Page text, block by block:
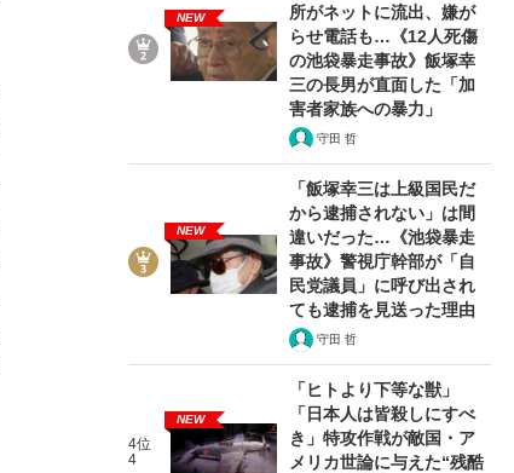
NEW
所がネットに流出、嫌が
らせ電話も…《12人死傷
の池袋暴走事故》飯塚幸
三の長男が直面した「加
害者家族への暴力」
守田 哲
NEW
「飯塚幸三は上級国民だ
から逮捕されない」は間
違いだった…《池袋暴走
事故》警視庁幹部が「自
民党議員」に呼び出され
ても逮捕を見送った理由
守田 哲
4位
4
NEW
「ヒトより下等な獣」
「日本人は皆殺しにすべ
き」特攻作戦が敵国・ア
メリカ世論に与えた“残酷